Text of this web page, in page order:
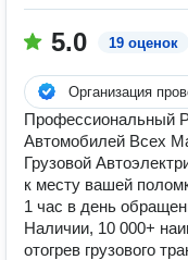
5.0 19 оценок
Организация
Профессиональный
Автомобилей Всех
Грузовой
к месту вашей
1 час в день
Наличии, 10 000+
отогрев грузового